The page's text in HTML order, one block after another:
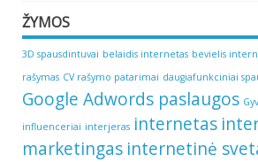
ŽYMOS
3D spausdintuvai belaidis internetas bevielis
rašymas CV rašymo patarimai daugiafunkciniai
Google Adwords paslaugos
influenceriai interjeras internetas
marketingas internetinė